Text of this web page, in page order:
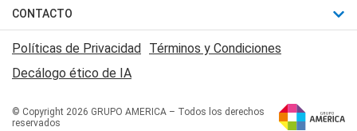
Judiciales
Economia
Trucos caseros
Series y Películas
Edictos y Solicitadas
Mundial
Automovilismo
Rugby
Básquet
Canal 7 en Vivo
San Juan 8
CONTACTO
Acerca de Nosotros
Contactanos
Políticas de Privacidad Términos y Condiciones
Decálogo ético de IA
© Copyright 2026 GRUPO AMERICA – Todos los derechos
reservados